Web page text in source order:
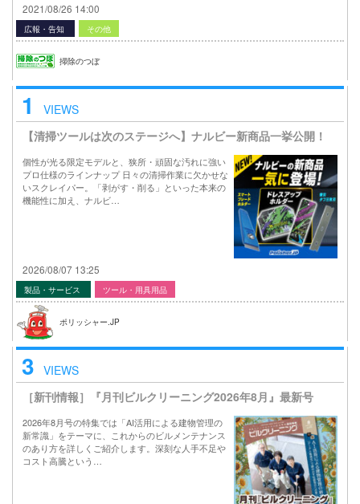
2021/08/26 14:00
広報・告知 その他
掃除のつぼ
1
VIEWS
【清掃ツールは次のステージへ】ナルビー新商品一挙公開！
個性が光る限定モデルと、狭所・頑固な汚れに強い
プロ仕様のラインナップ 日々の清掃作業に欠かせな
いスクレイパー。「剥がす・削る」といった本来の
機能性に加え、ナルビ…
2026/08/07 13:25
製品・サービス ツール・用具用品
ポリッシャー.JP
3 VIEWS
［新刊情報］『月刊ビルクリーニング2026年8月』最新号
2026年8月号の特集では「AI活用による建物管理の
新常識」をテーマに、これからのビルメンテナンス
のあり方を詳しくご紹介します。深刻な人手不足や
コスト高騰という…